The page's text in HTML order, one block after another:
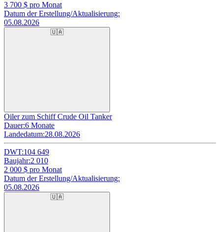
3 700 $ pro Monat
Datum der Erstellung/Aktualisierung:
05.08.2026
🇺🇦
Oiler zum Schiff Crude Oil Tanker
Dauer:6 Monate
Landedatum:28.08.2026
DWT:104 649
Baujahr:2 010
2 000 $ pro Monat
Datum der Erstellung/Aktualisierung:
05.08.2026
🇺🇦